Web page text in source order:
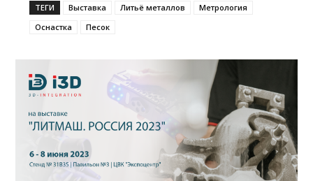
ТЕГИ Выставка Литьё металлов
Метрология
Оснастка
Песок